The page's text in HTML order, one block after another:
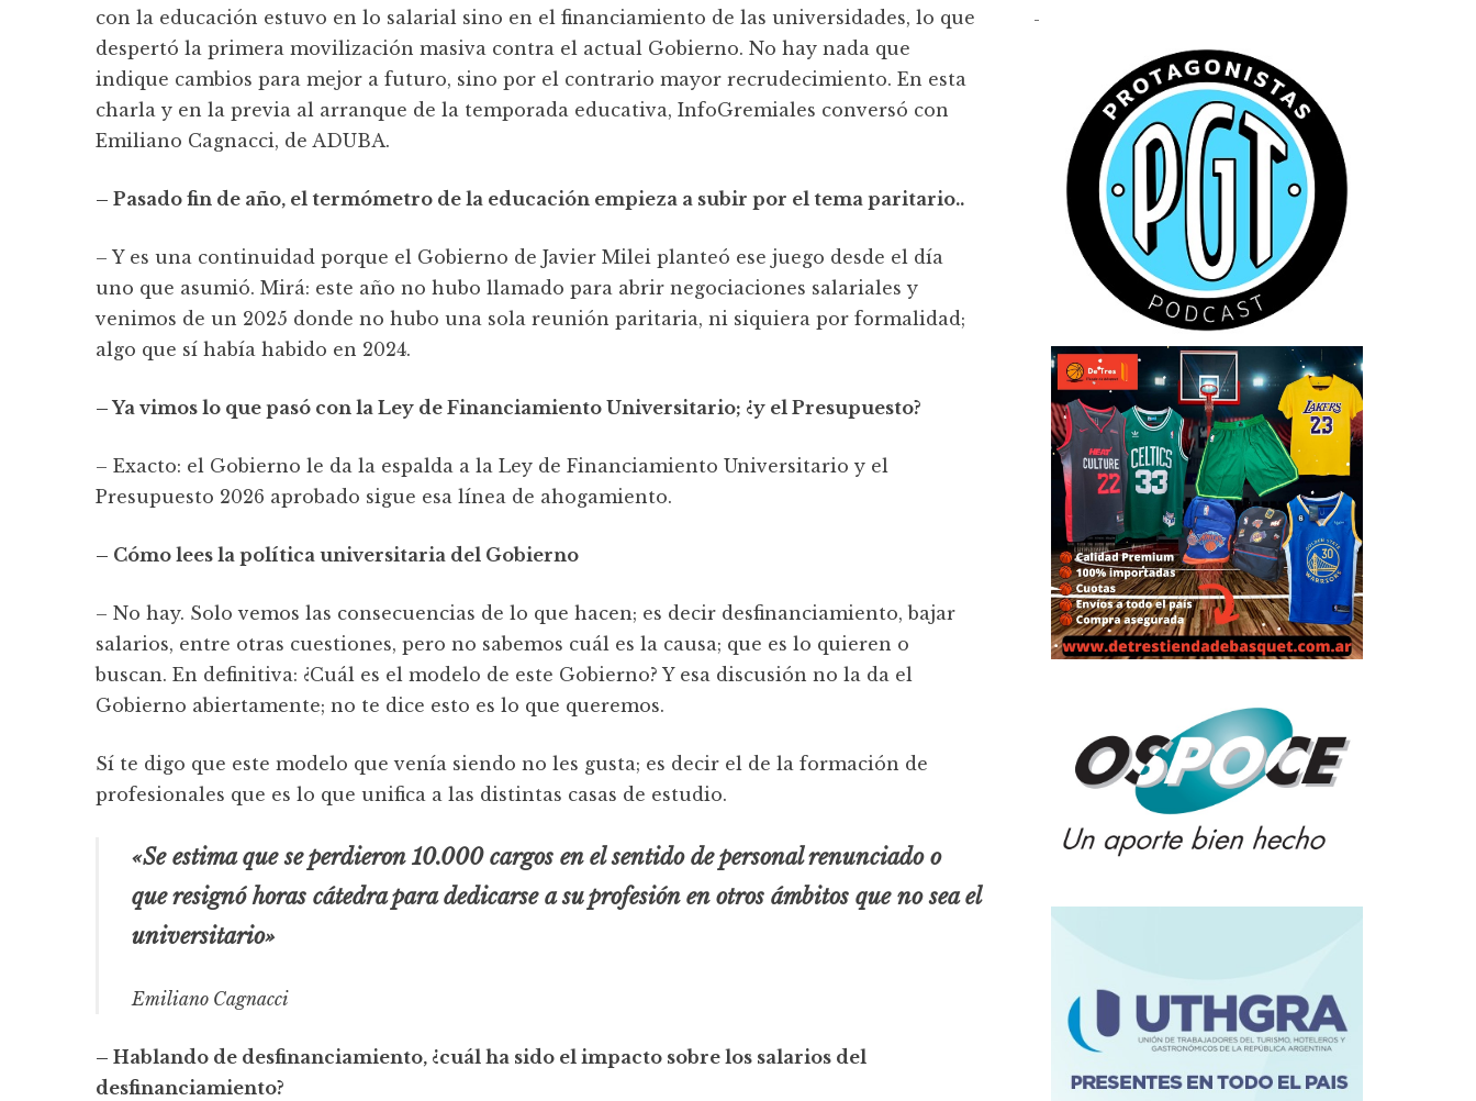
con la educación estuvo en lo salarial sino en el financiamiento de las universidades, lo que
despertó la primera movilización masiva contra el actual Gobierno. No hay nada que
indique cambios para mejor a futuro, sino por el contrario mayor recrudecimiento. En esta
charla y en la previa al arranque de la temporada educativa, InfoGremiales conversó con
Emiliano Cagnacci, de ADUBA.
– Pasado fin de año, el termómetro de la educación empieza a subir por el tema paritario..
– Y es una continuidad porque el Gobierno de Javier Milei planteó ese juego desde el día
uno que asumió. Mirá: este año no hubo llamado para abrir negociaciones salariales y
venimos de un 2025 donde no hubo una sola reunión paritaria, ni siquiera por formalidad;
algo que sí había habido en 2024.
– Ya vimos lo que pasó con la Ley de Financiamiento Universitario; ¿y el Presupuesto?
– Exacto: el Gobierno le da la espalda a la Ley de Financiamiento Universitario y el
Presupuesto 2026 aprobado sigue esa línea de ahogamiento.
– Cómo lees la política universitaria del Gobierno
– No hay. Solo vemos las consecuencias de lo que hacen; es decir desfinanciamiento, bajar
salarios, entre otras cuestiones, pero no sabemos cuál es la causa; que es lo quieren o
buscan. En definitiva: ¿Cuál es el modelo de este Gobierno? Y esa discusión no la da el
Gobierno abiertamente; no te dice esto es lo que queremos.
Sí te digo que este modelo que venía siendo no les gusta; es decir el de la formación de
profesionales que es lo que unifica a las distintas casas de estudio.
«Se estima que se perdieron 10.000 cargos en el sentido de personal renunciado o
que resignó horas cátedra para dedicarse a su profesión en otros ámbitos que no sea el
universitario»
Emiliano Cagnacci
– Hablando de desfinanciamiento, ¿cuál ha sido el impacto sobre los salarios del
desfinanciamiento?
-